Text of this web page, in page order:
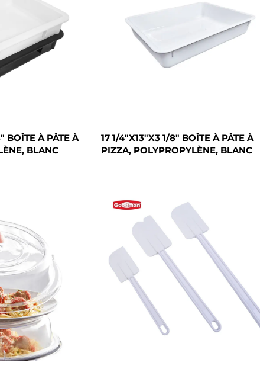
BOÎTE À PÂTE À
BLANC
17 1/4"X13"X3 1/8" BOÎTE À PÂTE À
PIZZA, POLYPROPYLÈNE, BLANC